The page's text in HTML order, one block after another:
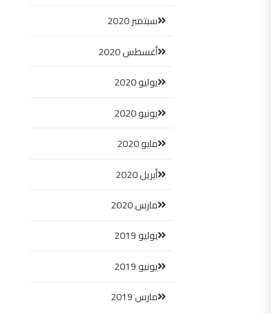
سبتمبر 2020
أغسطس 2020
يوليو 2020
يونيو 2020
مايو 2020
أبريل 2020
مارس 2020
يوليو 2019
يونيو 2019
مارس 2019